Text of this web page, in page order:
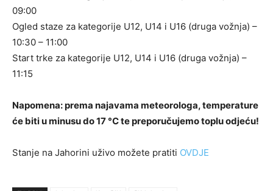
09:00
Ogled staze za kategorije U12, U14 i U16 (druga vožnja) –
10:30 – 11:00
Start trke za kategorije U12, U14 i U16 (druga vožnja) –
11:15
Napomena: prema najavama meteorologa, temperature
će biti u minusu do 17 °C te preporučujemo toplu odjeću!
Stanje na Jahorini uživo možete pratiti OVDJE